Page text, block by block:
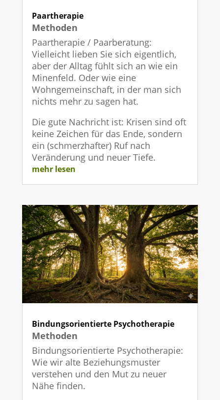
Paartherapie
Methoden
Paartherapie / Paarberatung:
Vielleicht lieben Sie sich eigentlich,
aber der Alltag fühlt sich an wie ein
Minenfeld. Oder wie eine
Wohngemeinschaft, in der man sich
nichts mehr zu sagen hat.
Die gute Nachricht ist: Krisen sind oft
keine Zeichen für das Ende, sondern
ein (schmerzhafter) Ruf nach
Veränderung und neuer Tiefe.
mehr lesen
Bindungsorientierte Psychotherapie
Methoden
Bindungsorientierte Psychotherapie:
Wie wir alte Beziehungsmuster
verstehen und den Mut zu neuer
Nähe finden.